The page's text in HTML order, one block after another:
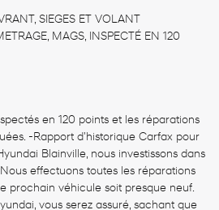
SIEGES ET VOLANT
MAGS, INSPECTÉ EN 120
en 120 points et les réparations
-Rapport d'historique Carfax pour
Blainville, nous investissons dans
effectuons toutes les réparations
prochain véhicule soit presque neuf.
vous serez assuré, sachant que